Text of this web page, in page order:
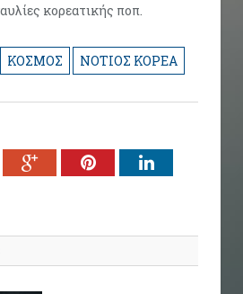
κορεατικής ποπ.
ΚΟΣΜΟΣ ΝΟΤΙΟΣ ΚΟΡΕΑ
Google+PinterestLinkedIn